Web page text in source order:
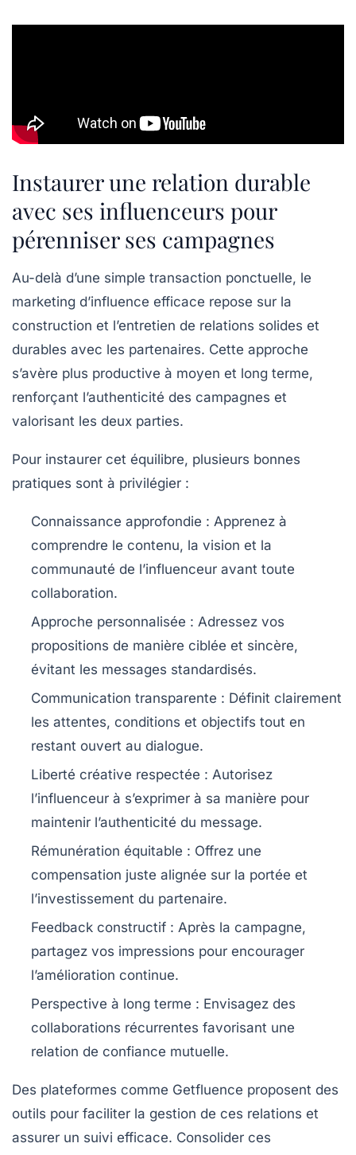
Instaurer une relation durable
avec ses influenceurs pour
pérenniser ses campagnes
Au-delà d’une simple transaction ponctuelle, le
marketing d’influence efficace repose sur la
construction et l’entretien de relations solides et
durables avec les partenaires. Cette approche
s’avère plus productive à moyen et long terme,
renforçant l’authenticité des campagnes et
valorisant les deux parties.
Pour instaurer cet équilibre, plusieurs bonnes
pratiques sont à privilégier :
Connaissance approfondie : Apprenez à
comprendre le contenu, la vision et la
communauté de l’influenceur avant toute
collaboration.
Approche personnalisée : Adressez vos
propositions de manière ciblée et sincère,
évitant les messages standardisés.
Communication transparente : Définit clairement
les attentes, conditions et objectifs tout en
restant ouvert au dialogue.
Liberté créative respectée : Autorisez
l’influenceur à s’exprimer à sa manière pour
maintenir l’authenticité du message.
Rémunération équitable : Offrez une
compensation juste alignée sur la portée et
l’investissement du partenaire.
Feedback constructif : Après la campagne,
partagez vos impressions pour encourager
l’amélioration continue.
Perspective à long terme : Envisagez des
collaborations récurrentes favorisant une
relation de confiance mutuelle.
Des plateformes comme Getfluence proposent des
outils pour faciliter la gestion de ces relations et
assurer un suivi efficace. Consolider ces